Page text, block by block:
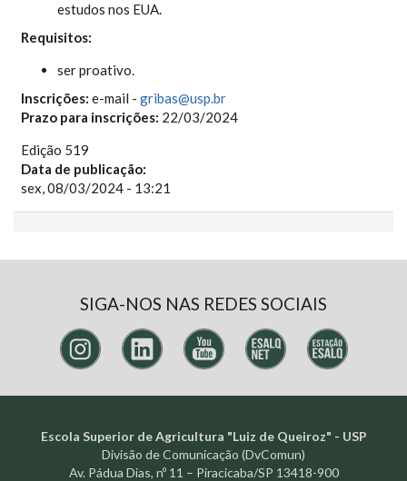
estudos nos EUA.
Requisitos:
ser proativo.
Inscrições: e-mail - gribas@usp.br
Prazo para inscrições: 22/03/2024
Edição 519
Data de publicação:
sex, 08/03/2024 - 13:21
SIGA-NOS NAS REDES SOCIAIS
Escola Superior de Agricultura "Luiz de Queiroz" - USP
Divisão de Comunicação (DvComun)
Av. Pádua Dias, nº 11 – Piracicaba/SP 13418-900